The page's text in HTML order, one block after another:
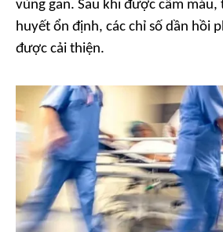
vùng gan. Sau khi được cầm
huyết ổn định, các chỉ số dần hồi
được cải thiện.